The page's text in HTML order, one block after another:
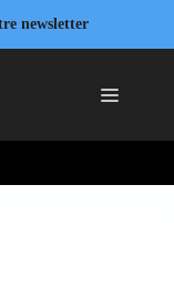
newsletter
Menu